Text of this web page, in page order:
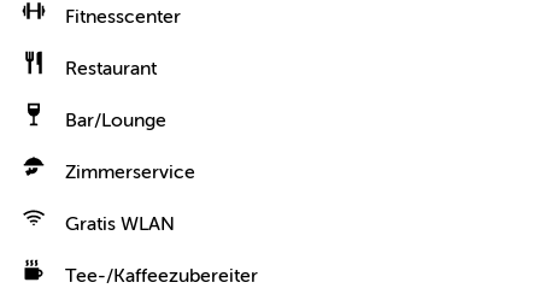
Fitnesscenter
Restaurant
Bar/Lounge
Zimmerservice
Gratis WLAN
Tee-/Kaffeezubereiter